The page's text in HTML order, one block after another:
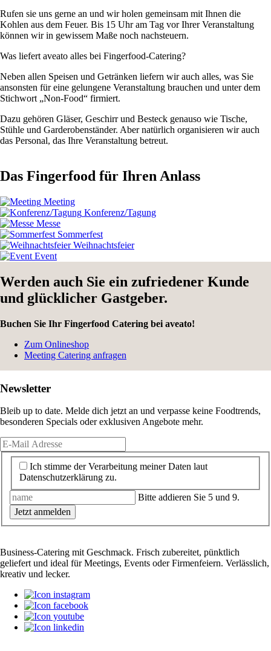
Rufen sie uns gerne an und wir holen gemeinsam mit Ihnen die
Kohlen aus dem Feuer. Bis 15 Uhr am Tag vor Ihrer Veranstaltung
können wir in gewissem Maße noch nachsteuern.
Was liefert aveato alles bei Fingerfood-Catering?
Neben allen Speisen und Getränken liefern wir auch alles, was Sie
ansonsten für eine gelungene Veranstaltung brauchen und unter dem
Stichwort „Non-Food“ firmiert.
Dazu gehören Gläser, Geschirr und Besteck genauso wie Tische,
Stühle und Garderobenständer. Aber natürlich organisieren wir auch
das Personal, das Ihre Veranstaltung betreut.
Das Fingerfood für Ihren Anlass
Meeting
Konferenz/Tagung
Messe
Sommerfest
Weihnachtsfeier
Event
Werden auch Sie ein zufriedener Kunde
und glücklicher Gastgeber.
Buchen Sie Ihr Fingerfood Catering bei aveato!
Zum Onlineshop
Meeting Catering anfragen
Newsletter
Bleib up to date. Melde dich jetzt an und verpasse keine Foodtrends,
besonderen Specials oder exklusiven Angebote mehr.
Ich stimme der Verarbeitung meiner Daten laut
Datenschutzerklärung zu.
Bitte addieren Sie 5 und 9.
Jetzt anmelden
Business-Catering mit Geschmack. Frisch zubereitet, pünktlich
geliefert und ideal für Meetings, Events oder Firmenfeiern. Verlässlich,
kreativ und lecker.